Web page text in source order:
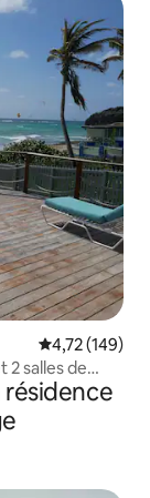
Évaluation
4,72 (149)
2 salles de